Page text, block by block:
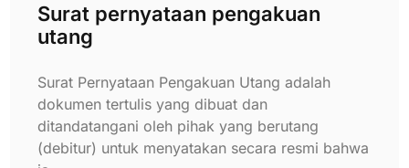
Surat pernyataan pengakuan
utang
Surat Pernyataan Pengakuan Utang adalah
dokumen tertulis yang dibuat dan
ditandatangani oleh pihak yang berutang
(debitur) untuk menyatakan secara resmi bahwa